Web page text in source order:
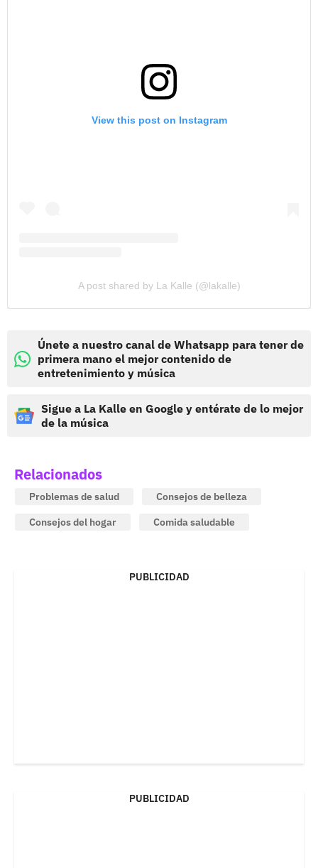
View this post on Instagram
A post shared by La Kalle (@lakalle)
Únete a nuestro canal de Whatsapp para tener de
primera mano el mejor contenido de
entretenimiento y música
Sigue a La Kalle en Google y entérate de lo mejor
de la música
Relacionados
Problemas de salud
Consejos de belleza
Consejos del hogar
Comida saludable
PUBLICIDAD
PUBLICIDAD